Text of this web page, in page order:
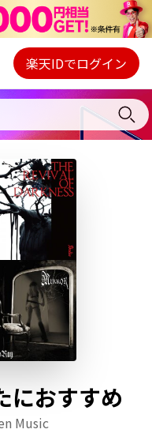
Webプレイヤー
ご契約内容の確認・変更
楽天IDでログイン
におすすめ
Music